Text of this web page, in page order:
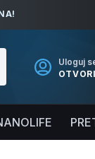
Uloguj